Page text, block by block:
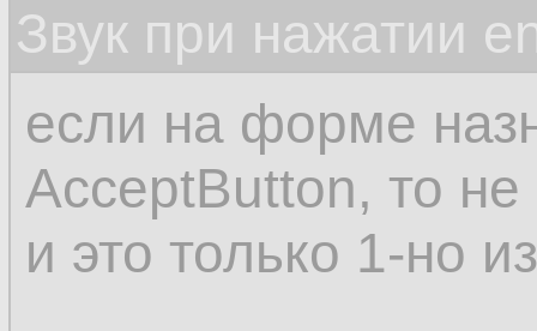
Звук при нажатии
если на форме
AcceptButton, то не
и это только 1-но